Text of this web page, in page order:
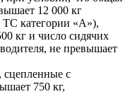
12 000 кг
категории «A»),
кг и число сидячих
не превышает
сцепленные с
750 кг,